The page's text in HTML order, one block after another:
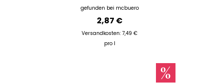
gefunden bei mcbuero
2,87 €
Versandkosten: 7,49 €
pro l